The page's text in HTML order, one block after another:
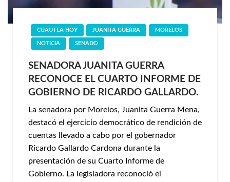
CUAUTLA HOY JUANITA GUERRA MORELOS
NOTICIA SENADO
SENADORA JUANITA GUERRA
RECONOCE EL CUARTO INFORME DE
GOBIERNO DE RICARDO GALLARDO.
La senadora por Morelos, Juanita Guerra Mena,
destacó el ejercicio democrático de rendición de
cuentas llevado a cabo por el gobernador
Ricardo Gallardo Cardona durante la
presentación de su Cuarto Informe de
Gobierno. La legisladora reconoció el